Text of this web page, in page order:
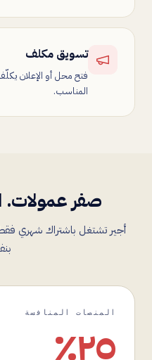
تسويق مكلف
فتح محل أو الإعلان
المناسب.
صفر عمولات.
أجير تشتغل باشتراك شهري
المنصات المنافسة
٢٥٪